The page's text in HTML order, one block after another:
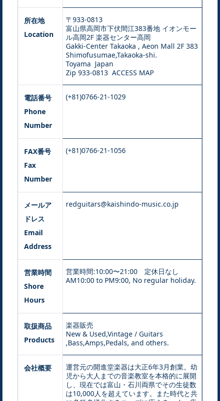
所在地
Location
〒933-0813
富山県高岡市下伏間江383番地 イオンモー
ル高岡2F 楽器センター高岡
Gakki-Center Takaoka , Aeon Mall 2F 383
Shimofusumae,Takaoka-shi.
Toyama Japan
Zip 933-0813 ACCESS MAP
電話番号
Phone
Number
(+81)0766-21-1029
FAX番号
Fax
Number
(+81)0766-21-1056
メールア
ドレス
Email
Address
redguitars@kaishindo-music.co.jp
営業時間
Shore
Hours
営業時間:10:00〜21:00 定休日なし
AM10:00 to PM9:00, No regular holiday.
取扱商品
Products
楽器販売
New & Used,Vintage / Guitars
,Bass,Amps,Pedals, and others.
会社概要
運営元の開進堂楽器は大正6年3月創業。幼
児から大人までの音楽教室を本格的に展開
し、現在では富山・石川両県でその生徒数
は10,000人を超えています。また時代と共